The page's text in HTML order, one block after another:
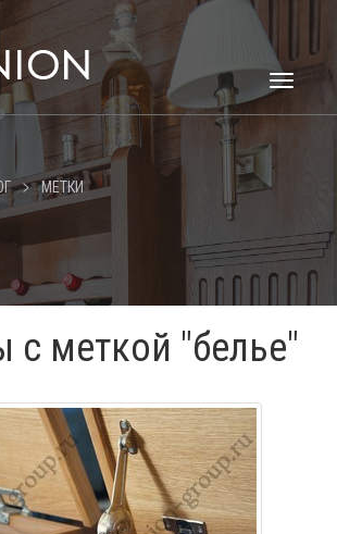
Toggle
> МЕТКИ
с меткой "белье"